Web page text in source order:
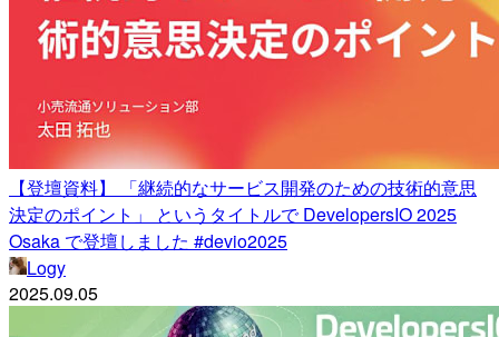
【登壇資料】 「継続的なサービス開発のための技術的意思
決定のポイント」 というタイトルで DevelopersIO 2025
Osaka で登壇しました #devio2025
Logy
2025.09.05